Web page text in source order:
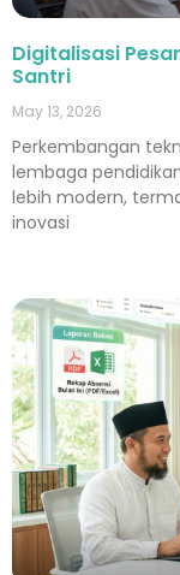
Digitalisasi
Santri
May 13, 2026
Perkembangan
lembaga
lebih modern,
inovasi